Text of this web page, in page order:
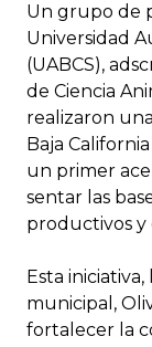
Un grupo de
Universidad
(UABCS),
de Ciencia
realizaron
Baja
un primer
sentar las
productivos y
Esta
municipal,
fortalecer la